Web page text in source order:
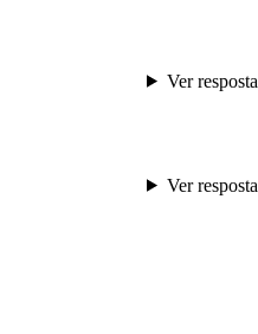
Ver resposta
Ver resposta